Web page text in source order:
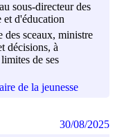
sous-directeur des
et d'éducation
des sceaux, ministre
décisions, à
de ses
de la jeunesse
30/08/2025